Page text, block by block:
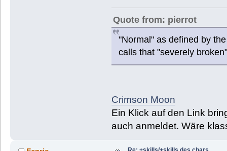
Quote from: pierrot
"Normal" as defined by
calls that "severely
Crimson Moon
Ein Klick auf den Link
auch anmeldet. Wäre